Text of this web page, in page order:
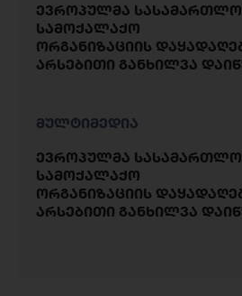
ევროპულმა
სამოქალაქო
ორგანიზაციის
არსებითი განხილვა
მულტიმედია
ევროპულმა
სამოქალაქო
ორგანიზაციის
არსებითი განხილვა